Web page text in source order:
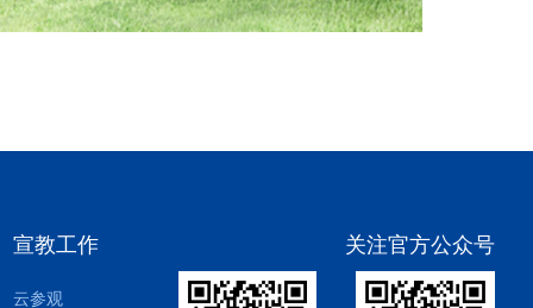
宣教工作
云参观
关注官方公众号